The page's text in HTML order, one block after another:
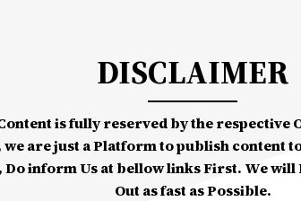
DISCLAIMER
is fully reserved by the
are just a Platform to publish content
inform Us at bellow links First. We will
Out as fast as Possible.